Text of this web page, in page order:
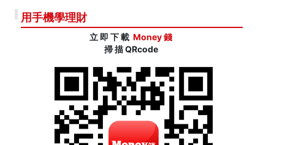
用手機學理財
立 即 下 載 Money 錢
掃 描 QRcode